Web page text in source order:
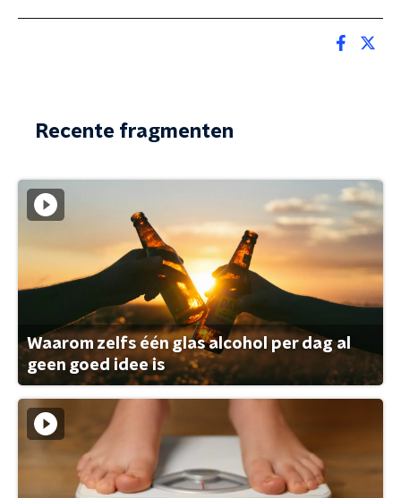
Recente fragmenten
Waarom zelfs één glas alcohol per dag al
geen goed idee is